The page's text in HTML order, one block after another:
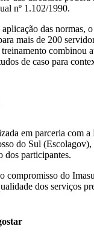
nº 1.102/1990.
das normas,
mais de 200
combinou
de caso para
em parceria com a
do Sul (Escolagov),
dos participantes.
compromisso do
dos serviços